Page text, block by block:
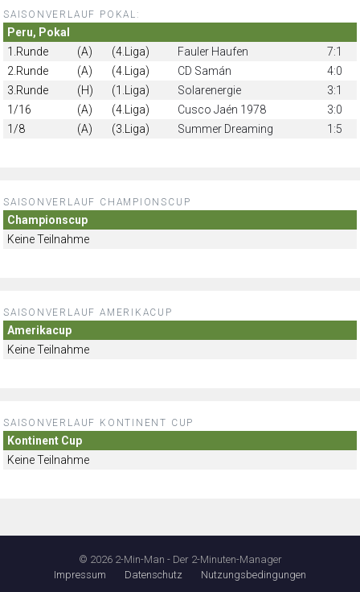
SAISONVERLAUF POKAL:
Peru, Pokal
1.Runde
(A) (4.Liga) Fauler Haufen
7:1
2.Runde
(A) (4.Liga) CD Samán
4:0
3.Runde
(H) (1.Liga) Solarenergie
3:1
1/16
(A) (4.Liga) Cusco Jaén 1978
3:0
1/8
(A) (3.Liga) Summer Dreaming 1:5
SAISONVERLAUF CHAMPIONSCUP
Championscup
Keine Teilnahme
SAISONVERLAUF AMERIKACUP
Amerikacup
Keine Teilnahme
SAISONVERLAUF KONTINENT CUP
Kontinent Cup
Keine Teilnahme
© 2026 2-Min-Man - Der 2-Minuten-Manager
Impressum
Datenschutz Nutzungsbedingungen